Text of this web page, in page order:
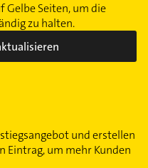
Gelbe Seiten, um die
zu halten.
und erstellen
Eintrag, um mehr Kunden